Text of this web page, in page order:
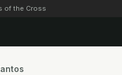
of the Cross